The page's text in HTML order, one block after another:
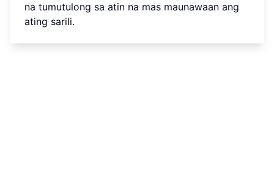
na tumutulong sa atin na mas maunawaan ang
ating sarili.